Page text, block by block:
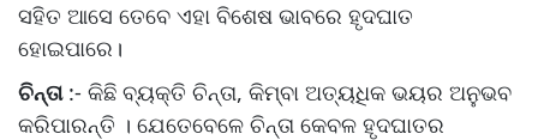
ସହିତ ଆସେ ତେବେ ଏହା ବିଶେଷ ଭାବରେ ହୃଦଘାତ
ହୋଇପାରେ।
ଚିନ୍ତା :- କିଛି ବ୍ୟକ୍ତି ଚିନ୍ତା, କିମ୍ବା ଅତ୍ୟଧିକ ଭୟର ଅନୁଭବ
କରିପାରନ୍ତି । ଯେତେବେଳେ ଚିନ୍ତା କେବଳ ହୃଦଘାତର